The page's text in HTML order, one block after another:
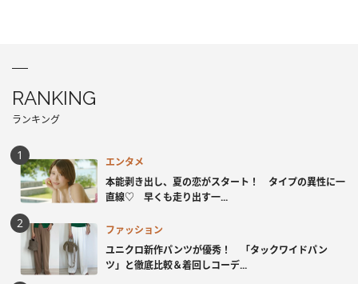
RANKING
ランキング
エンタメ
本能剥き出し、夏の恋がスタート！ タイプの異性に一
直線♡ 早くも走り出す一...
ファッション
ユニクロ新作パンツが優秀！ 「タックワイドパン
ツ」と徹底比較＆着回しコーデ...